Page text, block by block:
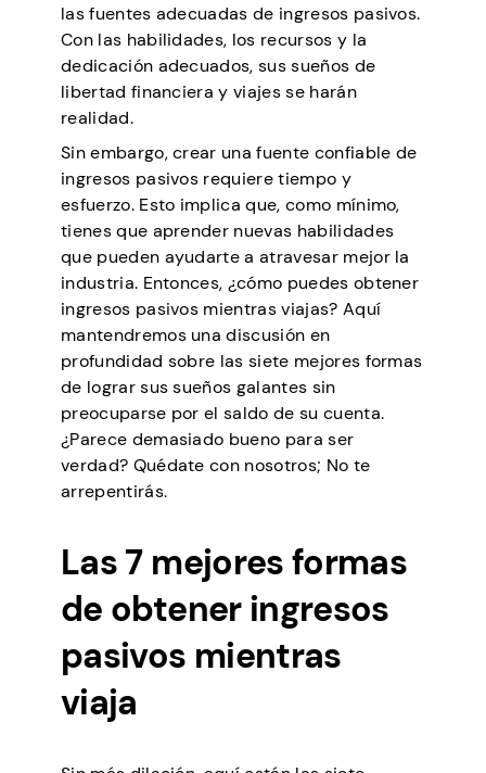
las fuentes adecuadas de ingresos pasivos.
Con las habilidades, los recursos y la
dedicación adecuados, sus sueños de
libertad financiera y viajes se harán
realidad.
Sin embargo, crear una fuente confiable de
ingresos pasivos requiere tiempo y
esfuerzo. Esto implica que, como mínimo,
tienes que aprender nuevas habilidades
que pueden ayudarte a atravesar mejor la
industria. Entonces, ¿cómo puedes obtener
ingresos pasivos mientras viajas? Aquí
mantendremos una discusión en
profundidad sobre las siete mejores formas
de lograr sus sueños galantes sin
preocuparse por el saldo de su cuenta.
¿Parece demasiado bueno para ser
verdad? Quédate con nosotros; No te
arrepentirás.
Las 7 mejores formas
de obtener ingresos
pasivos mientras
viaja